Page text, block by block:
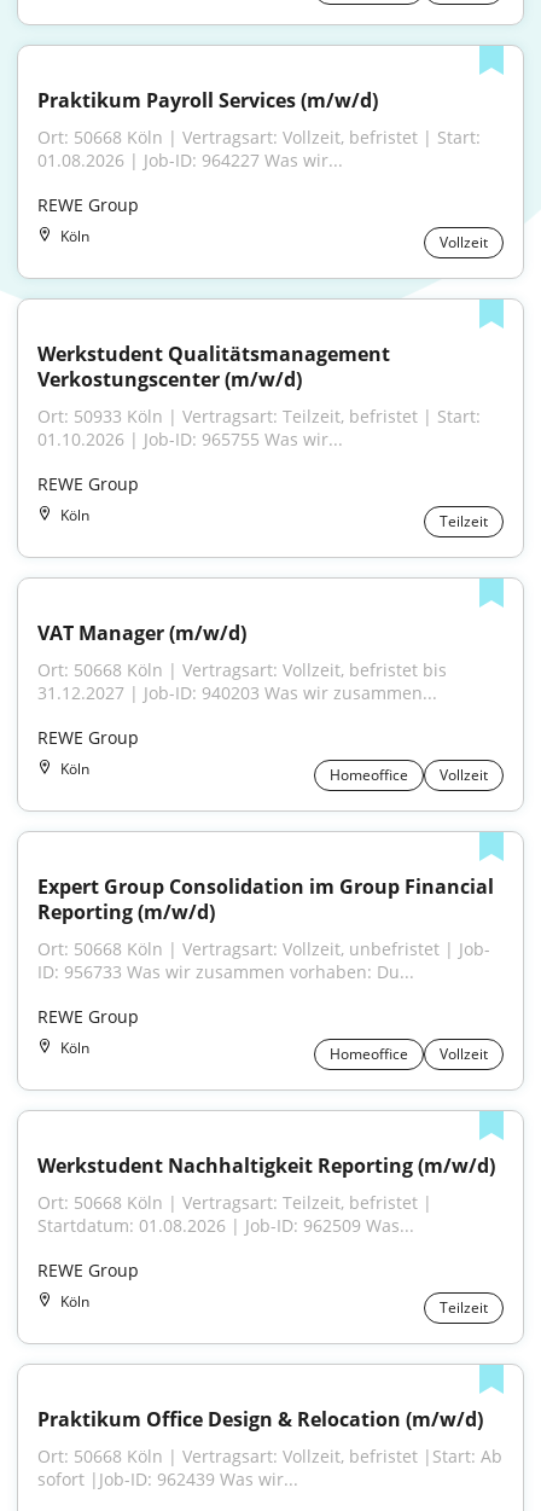
Praktikum Payroll Services (m/w/d)
Ort: 50668 Köln | Vertragsart: Vollzeit, befristet | Start:
01.08.2026 | Job-ID: 964227 Was wir...
REWE Group
Köln Vollzeit
Werkstudent Qualitätsmanagement
Verkostungscenter (m/w/d)
Ort: 50933 Köln | Vertragsart: Teilzeit, befristet | Start:
01.10.2026 | Job-ID: 965755 Was wir...
REWE Group
Köln Teilzeit
VAT Manager (m/w/d)
Ort: 50668 Köln | Vertragsart: Vollzeit, befristet bis
31.12.2027 | Job-ID: 940203 Was wir zusammen...
REWE Group
Köln Homeoffice Vollzeit
Expert Group Consolidation im Group Financial
Reporting (m/w/d)
Ort: 50668 Köln | Vertragsart: Vollzeit, unbefristet | Job-
ID: 956733 Was wir zusammen vorhaben: Du...
REWE Group
Köln Homeoffice Vollzeit
Werkstudent Nachhaltigkeit Reporting (m/w/d)
Ort: 50668 Köln | Vertragsart: Teilzeit, befristet |
Startdatum: 01.08.2026 | Job-ID: 962509 Was...
REWE Group
Köln Teilzeit
Praktikum Office Design & Relocation (m/w/d)
Ort: 50668 Köln | Vertragsart: Vollzeit, befristet |Start: Ab
sofort |Job-ID: 962439 Was wir...